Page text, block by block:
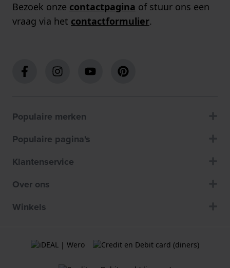
Bezoek onze contactpagina of stuur ons een
vraag via het contactformulier.
Populaire merken
Populaire pagina's
Klantenservice
Over ons
Winkels